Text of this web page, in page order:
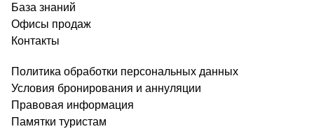
База знаний
Офисы продаж
Контакты
Политика обработки персональных данных
Условия бронирования и аннуляции
Правовая информация
Памятки туристам